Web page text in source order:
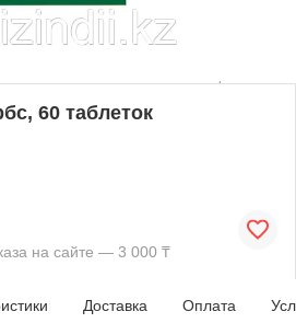
60 таблеток
на сайте — 3 000 ₸
Доставка Оплата